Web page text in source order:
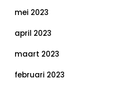
mei 2023
april 2023
maart 2023
februari 2023